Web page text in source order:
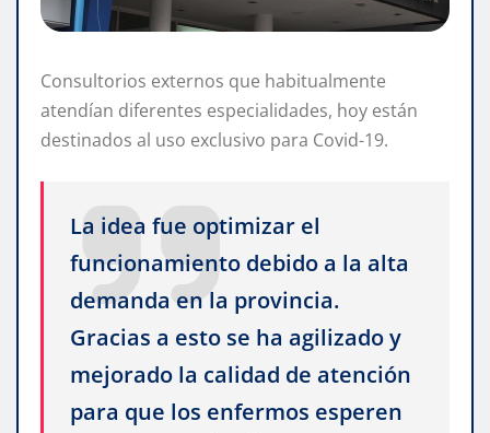
Consultorios externos que habitualmente
atendían diferentes especialidades, hoy están
destinados al uso exclusivo para Covid-19.
La idea fue optimizar el
funcionamiento debido a la alta
demanda en la provincia.
Gracias a esto se ha agilizado y
mejorado la calidad de atención
para que los enfermos esperen